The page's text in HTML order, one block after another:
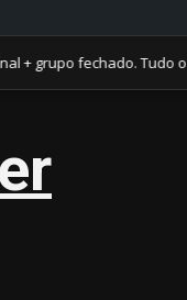
fechado. Tudo o